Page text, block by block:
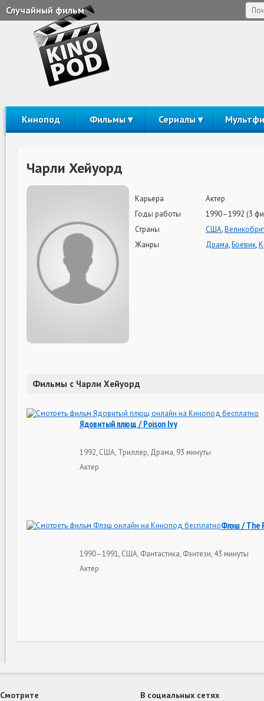
Случайный фильм
Кинопод Фильмы Сериалы
Чарли Хейуорд
Карьера
Актер
Годы работы
1990–1992 (3
Страны
США,
Жанры
Драма,Боевик,
Фильмы с Чарли Хейуорд
Ядовитый плющ / Poison Ivy
1992, США, Триллер, Драма, 93 минуты
Актер
Флэш / The
1990–1991, США, Фантастика, Фэнтези, 43 минуты
Актер
Смотрите В социальных сетях